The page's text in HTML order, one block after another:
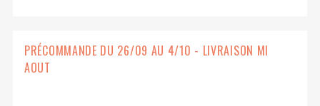
PRÉCOMMANDE DU 26/09 AU 4/10 - LIVRAISON MI
AOUT